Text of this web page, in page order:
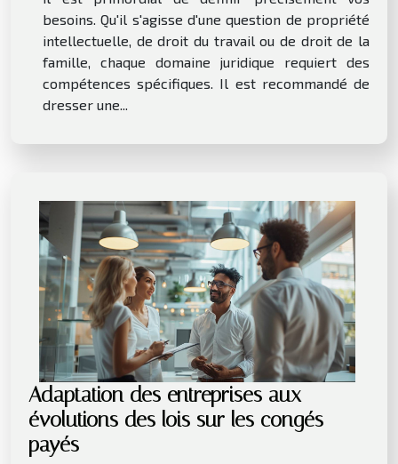
besoins. Qu'il s'agisse d'une question de propriété
intellectuelle, de droit du travail ou de droit de la
famille, chaque domaine juridique requiert des
compétences spécifiques. Il est recommandé de
dresser une...
Adaptation des entreprises aux
évolutions des lois sur les congés
payés